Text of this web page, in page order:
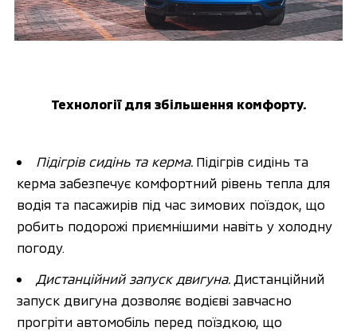
Технології для збільшення комфорту.
Підігрів сидінь та керма. Підігрів сидінь та
керма забезпечує комфортний рівень тепла для
водія та пасажирів під час зимових поїздок, що
робить подорожі приємнішими навіть у холодну
погоду.
Дистанційний запуск двигуна. Дистанційний
запуск двигуна дозволяє водієві завчасно
прогріти автомобіль перед поїздкою, що